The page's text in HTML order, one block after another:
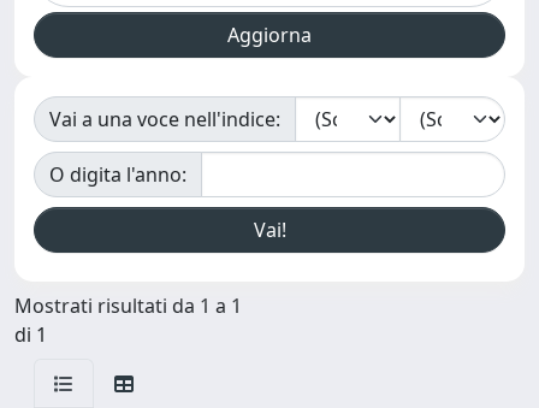
Vai a una voce nell'indice:
O digita l'anno:
Mostrati risultati da 1 a 1
di 1